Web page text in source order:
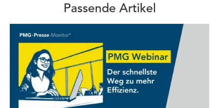
Passende Artikel